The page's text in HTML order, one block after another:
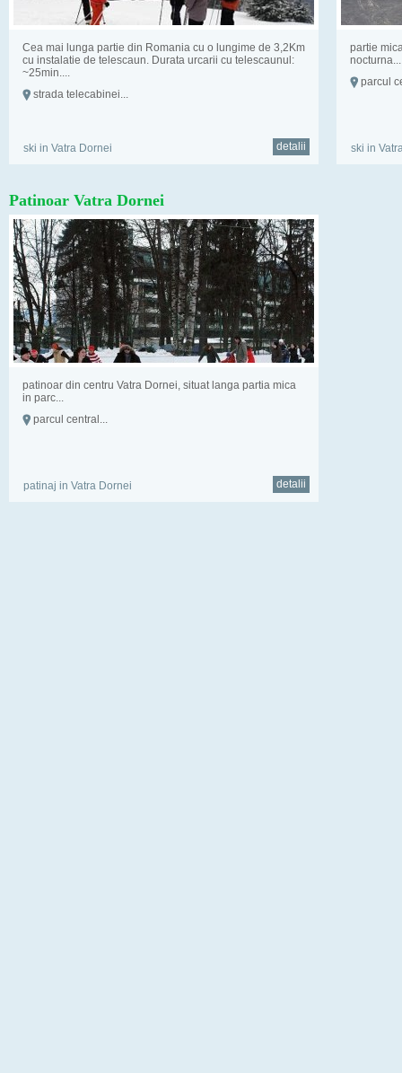
Cea mai lunga partie din Romania cu o lungime de 3,2Km
cu instalatie de telescaun. Durata urcarii cu telescaunul:
~25min....
strada telecabinei...
ski in Vatra Dornei detalii
partie
nocturna...
parcul
ski in
Patinoar Vatra Dornei
patinoar din centru Vatra Dornei, situat langa partia mica
in parc...
parcul central...
patinaj in Vatra Dornei detalii